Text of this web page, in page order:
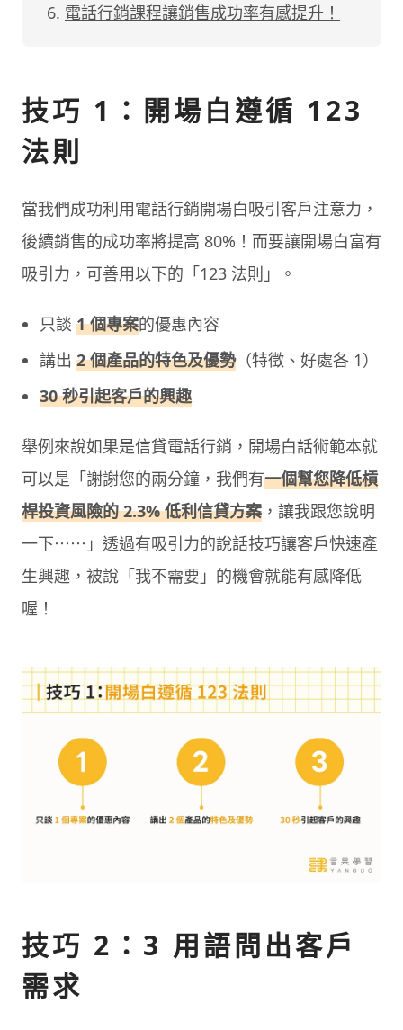
電話行銷課程讓銷售成功率有感提升！
技巧 1：開場白遵循 123
法則
當我們成功利用電話行銷開場白吸引客戶注意力，
後續銷售的成功率將提高 80%！而要讓開場白富有
吸引力，可善用以下的「123 法則」。
只談 1 個專案的優惠內容
講出 2 個產品的特色及優勢（特徵、好處各 1）
30 秒引起客戶的興趣
舉例來說如果是信貸電話行銷，開場白話術範本就
可以是「謝謝您的兩分鐘，我們有一個幫您降低槓
桿投資風險的 2.3% 低利信貸方案 ，讓我跟您說明
一下⋯⋯」透過有吸引力的說話技巧讓客戶快速產
生興趣，被說「我不需要」的機會就能有感降低
喔！
技巧 2：3 用語問出客戶
需求